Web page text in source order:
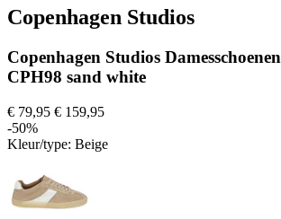
Copenhagen Studios
Copenhagen Studios
CPH98 sand white
€ 79,95 € 159,95
-50%
Kleur/type: Beige